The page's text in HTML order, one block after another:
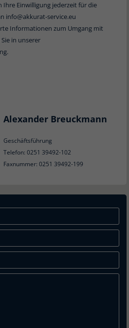
Ihre Einwilligung jederzeit für die
info@akkurat-service.eu
Informationen zum Umgang mit
in unserer
.
Alexander Breuckmann
Geschäftsführung
Telefon: 0251 39492-102
Faxnummer: 0251 39492-199